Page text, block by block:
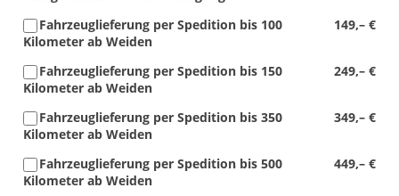
149,– €
Fahrzeuglieferung per Spedition bis 100
Kilometer ab Weiden
249,– €
Fahrzeuglieferung per Spedition bis 150
Kilometer ab Weiden
349,– €
Fahrzeuglieferung per Spedition bis 350
Kilometer ab Weiden
449,– €
Fahrzeuglieferung per Spedition bis 500
Kilometer ab Weiden